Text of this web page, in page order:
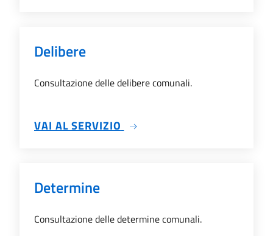
Delibere
Consultazione delle delibere comunali.
VAI AL SERVIZIO SU DELIBERE
Determine
Consultazione delle determine comunali.